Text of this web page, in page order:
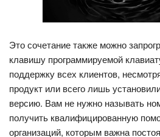
Это сочетание также можно
клавишу программируемой
поддержку всех клиентов,
продукт или всего лишь
версию. Вам не нужно называть
получить квалифицированную
организаций, которым важна